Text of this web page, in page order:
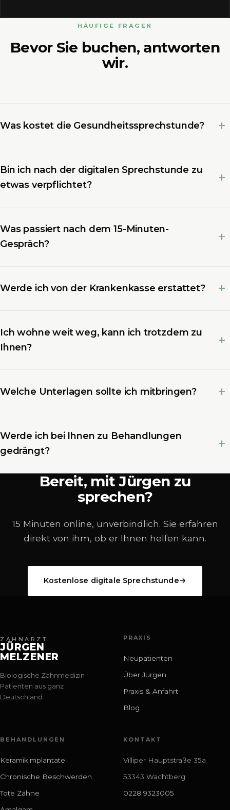
HÄUFIGE FRAGEN
Bevor Sie buchen, antworten
wir.
Was kostet die Gesundheitssprechstunde?
Bin ich nach der digitalen Sprechstunde zu
etwas verpflichtet?
Was passiert nach dem 15-Minuten-
Gespräch?
Werde ich von der Krankenkasse erstattet?
Ich wohne weit weg, kann ich trotzdem zu
Ihnen?
Welche Unterlagen sollte ich mitbringen?
Werde ich bei Ihnen zu Behandlungen
gedrängt?
Bereit, mit Jürgen zu
sprechen?
15 Minuten online, unverbindlich. Sie erfahren
direkt von ihm, ob er Ihnen helfen kann.
Kostenlose digitale Sprechstunde→
ZAHNARZT
JÜRGEN
MELZENER
Biologische Zahnmedizin ·
Patienten aus ganz
Deutschland
PRAXIS
Neupatienten
Über Jürgen
Praxis & Anfahrt
Blog
BEHANDLUNGEN
Keramikimplantate
Chronische Beschwerden
Tote Zähne
KONTAKT
Villiper Hauptstraße 35a
53343 Wachtberg
0228 9323005